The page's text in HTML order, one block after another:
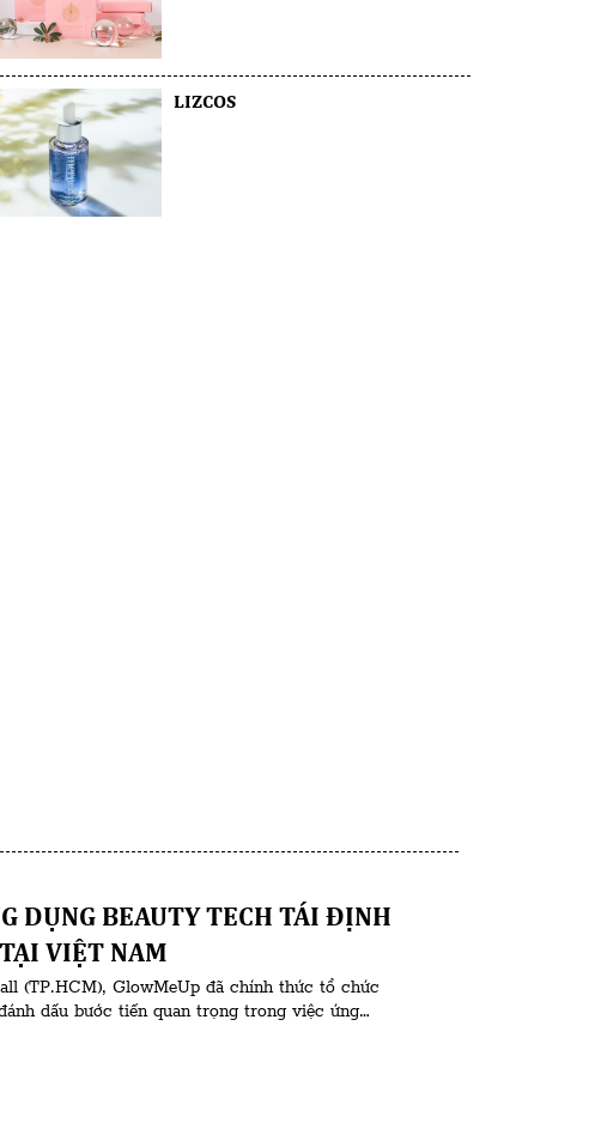
LIZCOS
DỤNG BEAUTY TECH TÁI ĐỊNH
VIỆT NAM
(TP.HCM), GlowMeUp đã chính thức tổ chức
dấu bước tiến quan trọng trong việc ứng